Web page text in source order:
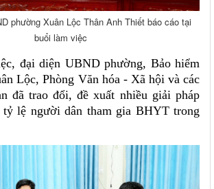
phường Xuân Lộc Thân Anh Thiết báo cáo tại
buổi làm việc
đại diện UBND phường, Bảo hiểm
Lộc, Phòng Văn hóa - Xã hội và các
đã trao đổi, đề xuất nhiều giải pháp
tỷ lệ người dân tham gia BHYT trong